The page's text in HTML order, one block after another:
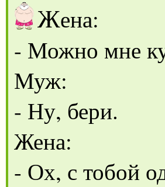
Жена:
- Можно мне
Муж:
- Ну, бери.
Жена:
- Ох, с тобой